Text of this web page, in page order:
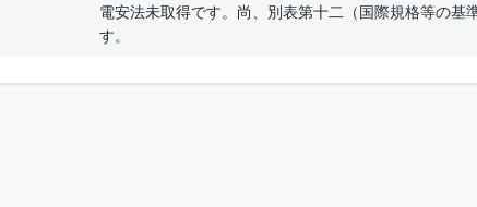
電安法未取得です。尚、別表第十二（国際規格等の基
す。